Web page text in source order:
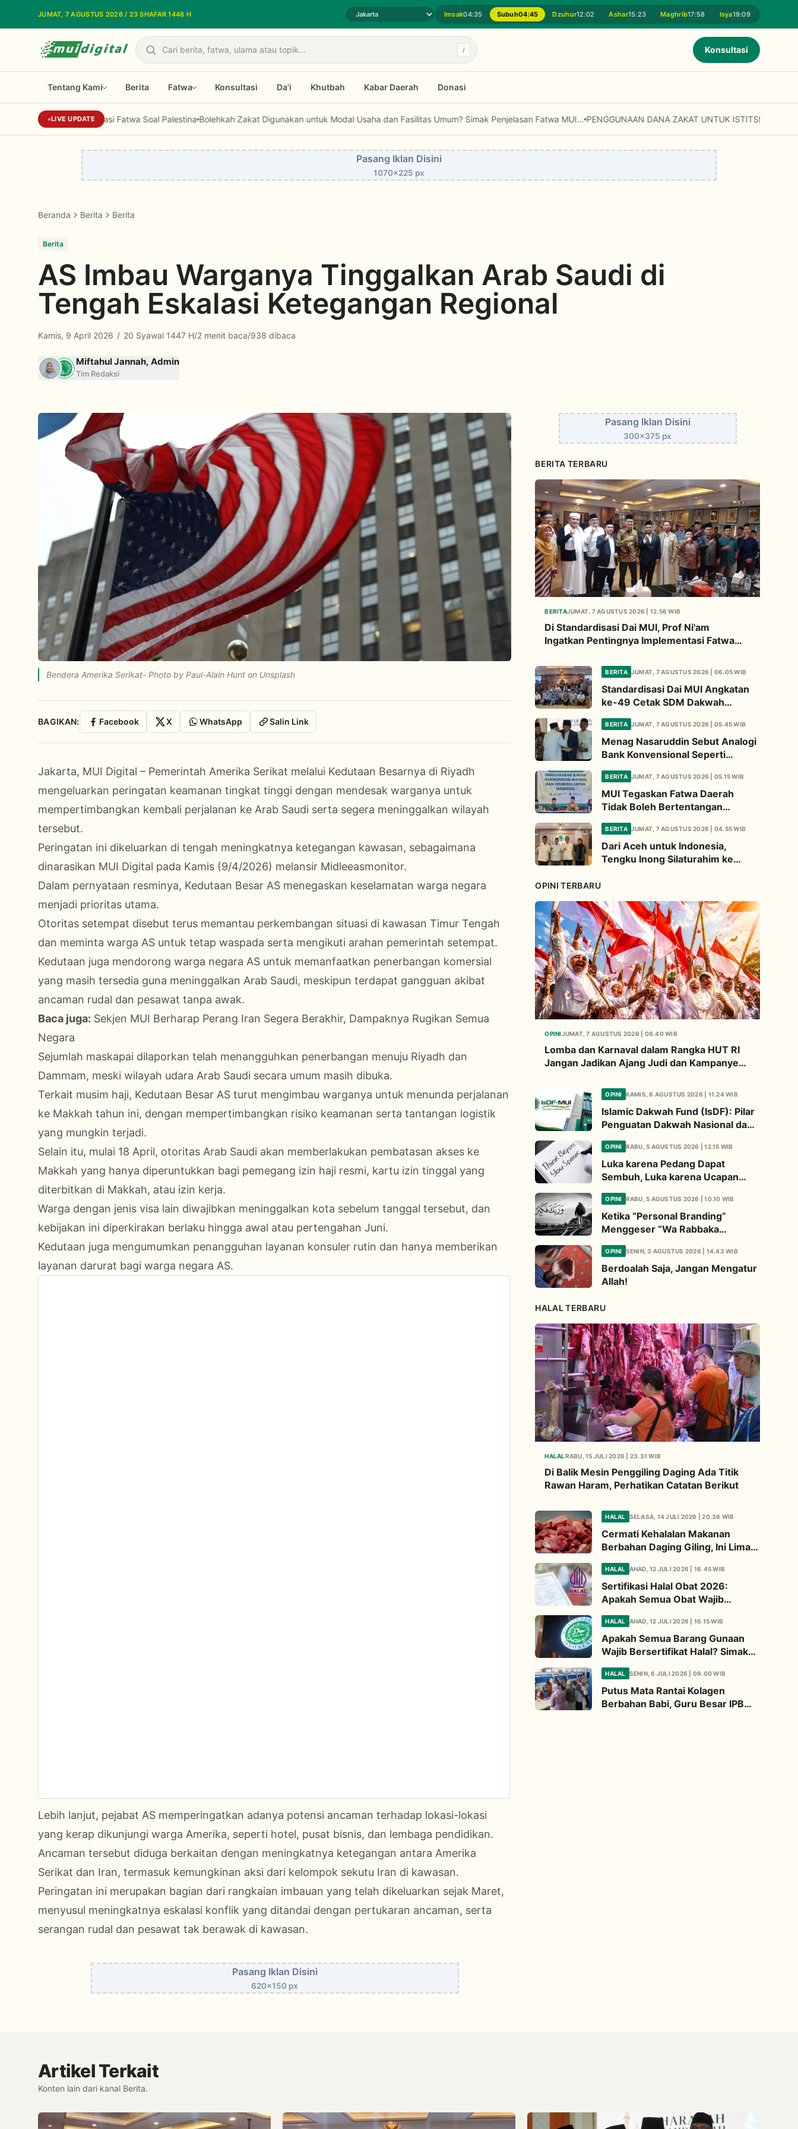
JUMAT, 7 AGUSTUS 2026 / 23 SHAFAR 1448 H Pilih daerah jadwal sholat Imsak04:35 Subuh04:45 Dzuhur12:02 Ashar15:23 Maghrib17:58 Isya19:09
Cari
/ Konsultasi
Tentang Kami Berita Fatwa Konsultasi Da'i Khutbah Kabar Daerah Donasi
LIVE UPDATE Di Standardisasi Dai MUI, Prof Ni'am Ingatkan Pentingnya Implementasi Fatwa Soal Palestina Bolehkah Zakat Digunakan untuk Modal Usaha dan Fasilitas Umum? Simak
Pasang Iklan Disini
1070x225 px
Beranda Berita Berita
Berita
AS Imbau Warganya Tinggalkan Arab Saudi di
Tengah Eskalasi Ketegangan Regional
Kamis, 9 April 2026 / 20 Syawal 1447 H/2 menit baca/938 dibaca
Miftahul Jannah, Admin
Tim Redaksi
Bendera Amerika Serikat- Photo by Paul-Alain Hunt on Unsplash
BAGIKAN: Facebook X WhatsApp Salin Link
Jakarta, MUI Digital – Pemerintah Amerika Serikat melalui Kedutaan Besarnya di Riyadh
mengeluarkan peringatan keamanan tingkat tinggi dengan mendesak warganya untuk
mempertimbangkan kembali perjalanan ke Arab Saudi serta segera meninggalkan wilayah
tersebut.
Peringatan ini dikeluarkan di tengah meningkatnya ketegangan kawasan, sebagaimana
dinarasikan MUI Digital pada Kamis (9/4/2026) melansir Midleeasmonitor.
Dalam pernyataan resminya, Kedutaan Besar AS menegaskan keselamatan warga negara
menjadi prioritas utama.
Otoritas setempat disebut terus memantau perkembangan situasi di kawasan Timur Tengah
dan meminta warga AS untuk tetap waspada serta mengikuti arahan pemerintah setempat.
Kedutaan juga mendorong warga negara AS untuk memanfaatkan penerbangan komersial
yang masih tersedia guna meninggalkan Arab Saudi, meskipun terdapat gangguan akibat
ancaman rudal dan pesawat tanpa awak.
Baca juga: Sekjen MUI Berharap Perang Iran Segera Berakhir, Dampaknya Rugikan Semua
Negara
Sejumlah maskapai dilaporkan telah menangguhkan penerbangan menuju Riyadh dan
Dammam, meski wilayah udara Arab Saudi secara umum masih dibuka.
Terkait musim haji, Kedutaan Besar AS turut mengimbau warganya untuk menunda perjalanan
ke Makkah tahun ini, dengan mempertimbangkan risiko keamanan serta tantangan logistik
yang mungkin terjadi.
Selain itu, mulai 18 April, otoritas Arab Saudi akan memberlakukan pembatasan akses ke
Makkah yang hanya diperuntukkan bagi pemegang izin haji resmi, kartu izin tinggal yang
diterbitkan di Makkah, atau izin kerja.
Warga dengan jenis visa lain diwajibkan meninggalkan kota sebelum tanggal tersebut, dan
kebijakan ini diperkirakan berlaku hingga awal atau pertengahan Juni.
Kedutaan juga mengumumkan penangguhan layanan konsuler rutin dan hanya memberikan
layanan darurat bagi warga negara AS.
Lebih lanjut, pejabat AS memperingatkan adanya potensi ancaman terhadap lokasi-lokasi
yang kerap dikunjungi warga Amerika, seperti hotel, pusat bisnis, dan lembaga pendidikan.
Ancaman tersebut diduga berkaitan dengan meningkatnya ketegangan antara Amerika
Serikat dan Iran, termasuk kemungkinan aksi dari kelompok sekutu Iran di kawasan.
Peringatan ini merupakan bagian dari rangkaian imbauan yang telah dikeluarkan sejak Maret,
menyusul meningkatnya eskalasi konflik yang ditandai dengan pertukaran ancaman, serta
serangan rudal dan pesawat tak berawak di kawasan.
Pasang Iklan Disini
620x150 px
Pasang Iklan Disini
300x375 px
BERITA TERBARU
BERITAJUMAT, 7 AGUSTUS 2026 | 12.56 WIB
Di Standardisasi Dai MUI, Prof Ni'am
Ingatkan Pentingnya Implementasi Fatwa
BERITA JUMAT, 7 AGUSTUS 2026 | 06.05 WIB
Standardisasi Dai MUI Angkatan
ke-49 Cetak SDM Dakwah
Berintegritas
BERITA JUMAT, 7 AGUSTUS 2026 | 05.45 WIB
Menag Nasaruddin Sebut Analogi
Bank Konvensional Seperti
Tayamum Kiai Ma'ruf Sangat
Dahsyat
BERITA JUMAT, 7 AGUSTUS 2026 | 05.15 WIB
MUI Tegaskan Fatwa Daerah
Tidak Boleh Bertentangan
dengan Fatwa Pusat
BERITA JUMAT, 7 AGUSTUS 2026 | 04.55 WIB
Dari Aceh untuk Indonesia,
Tengku Inong Silaturahim ke
OPINI TERBARU
OPINIJUMAT, 7 AGUSTUS 2026 | 08.40 WIB
Lomba dan Karnaval dalam Rangka HUT RI
Jangan Jadikan Ajang Judi dan Kampanye
OPINI KAMIS, 6 AGUSTUS 2026 | 11.24 WIB
Islamic Dakwah Fund (IsDF): Pilar
Penguatan Dakwah Nasional dan
Jembatan Kepedulian Umat
Global
OPINI RABU, 5 AGUSTUS 2026 | 12.15 WIB
Luka karena Pedang Dapat
Sembuh, Luka karena Ucapan
Dapat Diwariskan
OPINI RABU, 5 AGUSTUS 2026 | 10.10 WIB
Ketika “Personal Branding”
Menggeser “Wa Rabbaka
Fakabbir”
OPINI SENIN, 3 AGUSTUS 2026 | 14.43 WIB
Berdoalah Saja, Jangan Mengatur
Allah!
HALAL TERBARU
HALALRABU, 15 JULI 2026 | 23.31 WIB
Di Balik Mesin Penggiling Daging Ada Titik
Rawan Haram, Perhatikan Catatan Berikut
HALAL SELASA, 14 JULI 2026 | 20.36 WIB
Cermati Kehalalan Makanan
Berbahan Daging Giling, Ini Lima
Diperhatikan
HALAL AHAD, 12 JULI 2026 | 16.45 WIB
Sertifikasi Halal Obat 2026:
Apakah Semua Obat Wajib
Penjelasannya
HALAL AHAD, 12 JULI 2026 | 16.15 WIB
Apakah Semua Barang Gunaan
Wajib Bersertifikat Halal? Simak
HALAL SENIN, 6 JULI 2026 | 09.00 WIB
Putus Mata Rantai Kolagen
Berbahan Babi, Guru Besar IPB
Artikel Terkait
Konten lain dari kanal Berita.